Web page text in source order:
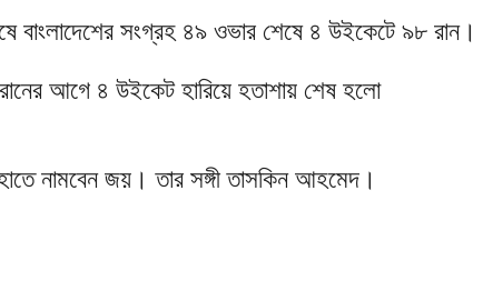
সংগ্রহ ৪৯ ওভার শেষে ৪ উইকেটে ৯৮ রান।
আগে ৪ উইকেট হারিয়ে হতাশায় শেষ হলো
নামবেন জয়। তার সঙ্গী তাসকিন আহমেদ।